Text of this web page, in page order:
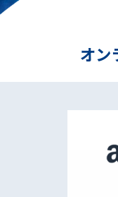
オン